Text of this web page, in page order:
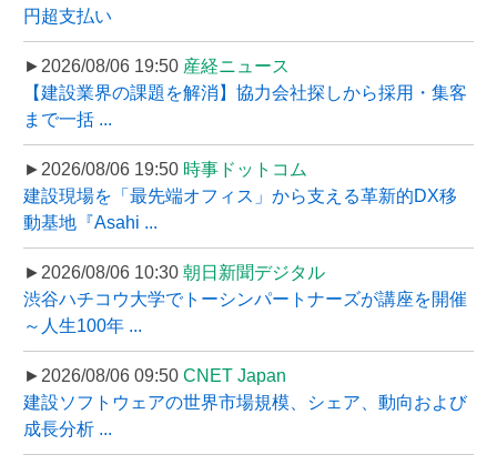
円超支払い
►2026/08/06 19:50 産経ニュース
【建設業界の課題を解消】協力会社探しから採用・集客
まで一括 ...
►2026/08/06 19:50 時事ドットコム
建設現場を「最先端オフィス」から支える革新的DX移
動基地『Asahi ...
►2026/08/06 10:30 朝日新聞デジタル
渋谷ハチコウ大学でトーシンパートナーズが講座を開催
～人生100年 ...
►2026/08/06 09:50 CNET Japan
建設ソフトウェアの世界市場規模、シェア、動向および
成長分析 ...